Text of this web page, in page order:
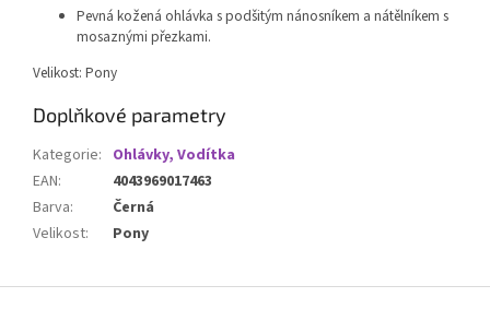
Pevná kožená ohlávka s podšitým nánosníkem a nátělníkem s
mosaznými přezkami.
Velikost: Pony
Doplňkové parametry
Kategorie: Ohlávky, Vodítka
EAN:
4043969017463
Barva:
Černá
Velikost: Pony